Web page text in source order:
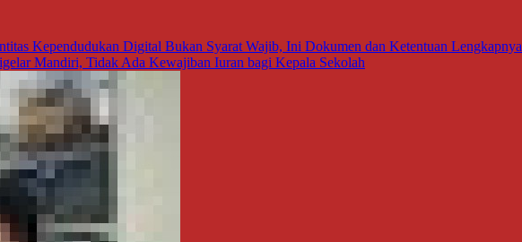
Kependudukan Digital Bukan Syarat Wajib, Ini Dokumen dan Ketentuan Lengkapnya
Mandiri, Tidak Ada Kewajiban Iuran bagi Kepala Sekolah